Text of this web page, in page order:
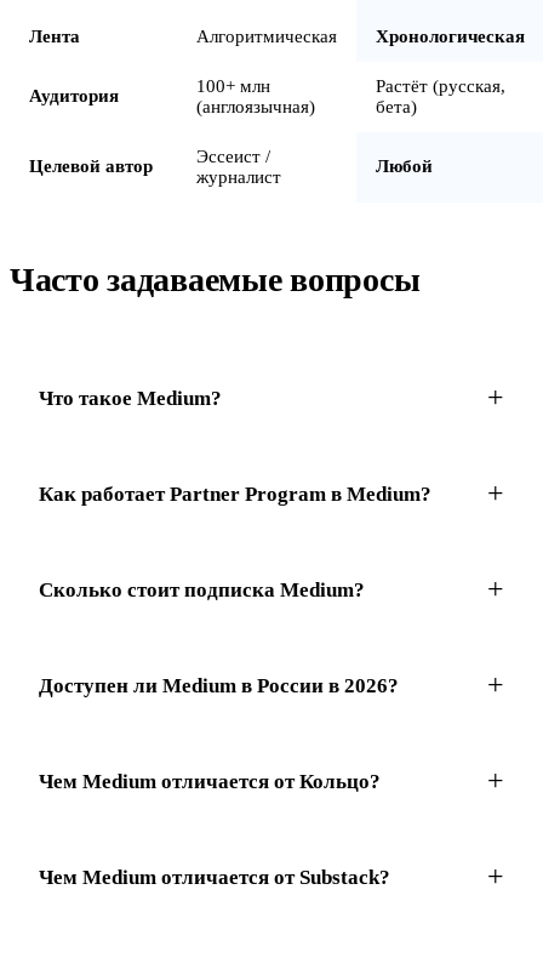
Лента Алгоритмическая Хронологическая
Аудитория
100+ млн
(англоязычная)
Растёт (русская,
бета)
Целевой автор
Эссеист /
журналист
Любой
Часто задаваемые вопросы
Что такое Medium?
Как работает Partner Program в Medium?
Сколько стоит подписка Medium?
Доступен ли Medium в России в 2026?
Чем Medium отличается от Кольцо?
Чем Medium отличается от Substack?